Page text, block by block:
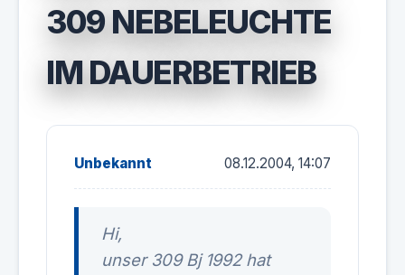
309 NEBELEUCHTE
IM DAUERBETRIEB
Unbekannt 08.12.2004, 14:07
Hi,
unser 309 Bj 1992 hat